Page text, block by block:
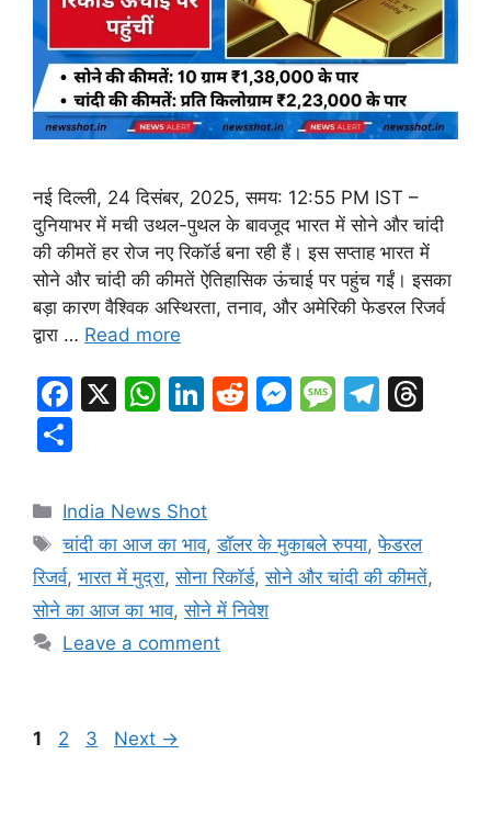
नई दिल्ली, 24 दिसंबर, 2025, समय: 12:55 PM IST –
दुनियाभर में मची उथल-पुथल के बावजूद भारत में सोने और चांदी
की कीमतें हर रोज नए रिकॉर्ड बना रही हैं। इस सप्ताह भारत में
सोने और चांदी की कीमतें ऐतिहासिक ऊंचाई पर पहुंच गईं। इसका
बड़ा कारण वैश्विक अस्थिरता, तनाव, और अमेरिकी फेडरल रिजर्व
द्वारा … Read more
F
e
b
o
o
k
X
W
s
A
p
p
Li
e
dI
n
R
t
M
e
n
M
a
g
T
a
m s
ar
e
Categories
India News Shot
Tags
चांदी का आज का भाव,डॉलर के मुकाबले रुपया,फेडरल
रिजर्व, भारत में मुद्रा,सोना रिकॉर्ड,सोने और चांदी की कीमतें,
सोने का आज का भाव,सोने में निवेश
Leave a comment
Page
1 Page
2 Page
3 Next →